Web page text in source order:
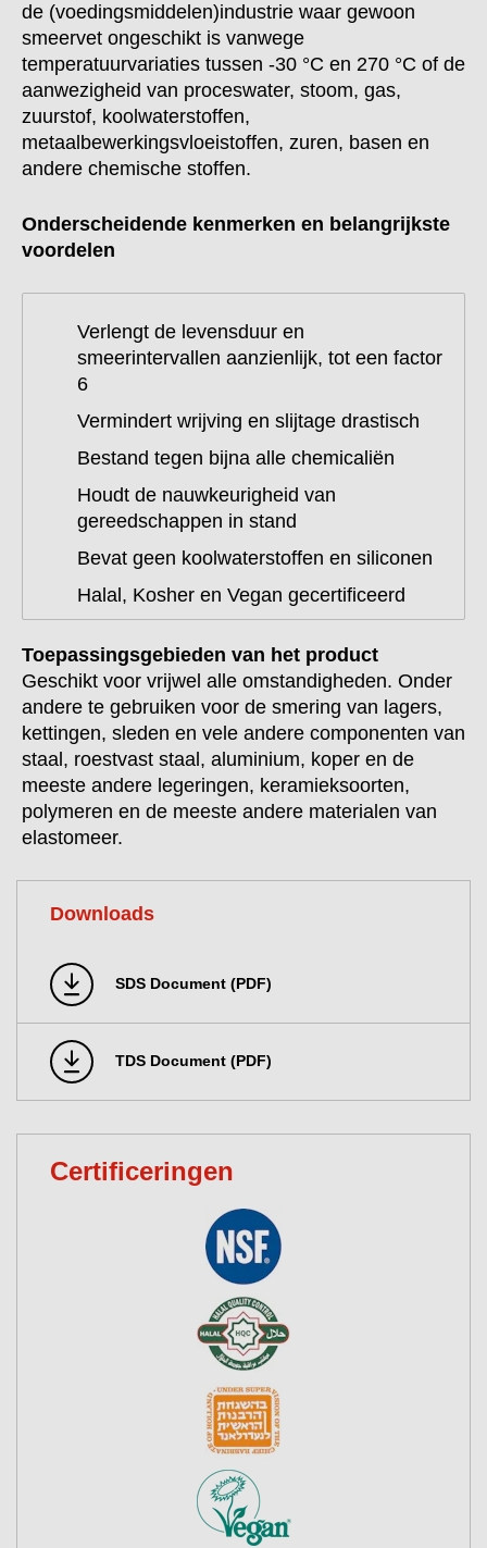
de (voedingsmiddelen)industrie waar gewoon
smeervet ongeschikt is vanwege
temperatuurvariaties tussen -30 °C en 270 °C of de
aanwezigheid van proceswater, stoom, gas,
zuurstof, koolwaterstoffen,
metaalbewerkingsvloeistoffen, zuren, basen en
andere chemische stoffen.
Onderscheidende kenmerken en belangrijkste
voordelen
Verlengt de levensduur en
smeerintervallen aanzienlijk, tot een factor
6
Vermindert wrijving en slijtage drastisch
Bestand tegen bijna alle chemicaliën
Houdt de nauwkeurigheid van
gereedschappen in stand
Bevat geen koolwaterstoffen en siliconen
Halal, Kosher en Vegan gecertificeerd
Toepassingsgebieden van het product
Geschikt voor vrijwel alle omstandigheden. Onder
andere te gebruiken voor de smering van lagers,
kettingen, sleden en vele andere componenten van
staal, roestvast staal, aluminium, koper en de
meeste andere legeringen, keramieksoorten,
polymeren en de meeste andere materialen van
elastomeer.
Downloads
SDS Document (PDF)
TDS Document (PDF)
Certificeringen